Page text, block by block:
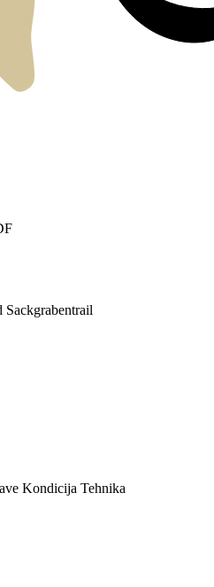
Sackgrabentrail
Kondicija Tehnika